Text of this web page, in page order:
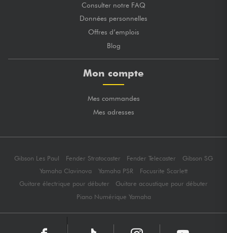
Consulter notre FAQ
Données personnelles
Offres d’emplois
Blog
Mon compte
Mes commandes
Mes adresses
Gibson Les Paul Fender Stratocaster Fender Telecaster
Gibson SG
Yamaha Clavinova
Yamaha PSR
Focusrite Scarlett
Guitare électrique pour débuter
Guitare acoustique pour débuter
Piano Numérique Yamaha